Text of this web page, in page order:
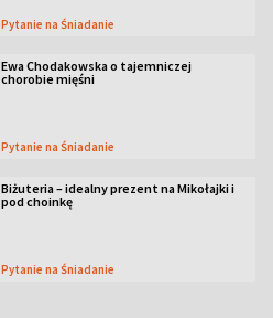
Pytanie na Śniadanie
Ewa Chodakowska o tajemniczej
chorobie mięśni
Pytanie na Śniadanie
Biżuteria – idealny prezent na Mikołajki i
pod choinkę
Pytanie na Śniadanie